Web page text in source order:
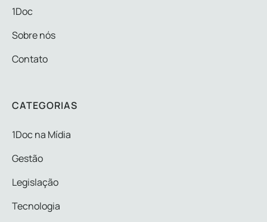
1Doc
Sobre nós
Contato
CATEGORIAS
1Doc na Mídia
Gestão
Legislação
Tecnologia